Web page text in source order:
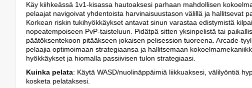
Käy kiihkeässä 1v1-kisassa hautoaksesi parhaan mahdollisen
pelaajat navigoivat yhdentoista harvinaisuustason välillä ja hallitsevat
Korkean riskin tukihyökkäykset antavat sinun varastaa edistymistä
nopeatempoiseen PvP-taisteluun. Pidätpä sitten yksinpelistä tai
päätöksentekoon pitääkseen jokaisen pelisession tuoreena. Arcade-
pelaajia optimoimaan strategiaansa ja hallitsemaan
hyökkäykset ja hiomalla passiivisen tulon strategiaasi.
Kuinka pelata: Käytä WASD/nuolinäppäimiä liikkuaksesi, välilyöntiä
kosketa pelataksesi.